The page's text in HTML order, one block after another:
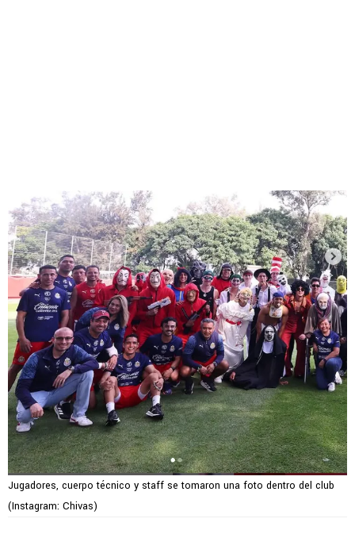
Jugadores, cuerpo técnico y staff se tomaron una foto dentro del club
(Instagram: Chivas)